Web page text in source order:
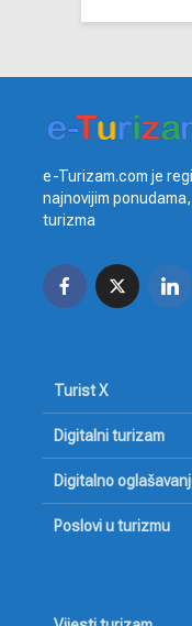
e-Turizam.com je
najnovijim
turizma
Turist X
Digitalni turizam
Digitalno
Poslovi u turizmu